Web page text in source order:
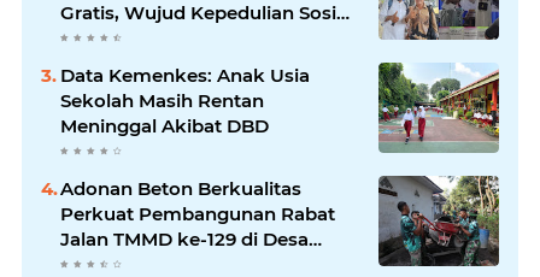
Gratis, Wujud Kepedulian Sosial
berbagi.
Data Kemenkes: Anak Usia
Sekolah Masih Rentan
Meninggal Akibat DBD
Adonan Beton Berkualitas
Perkuat Pembangunan Rabat
Jalan TMMD ke-129 di Desa
Ledoktempuro